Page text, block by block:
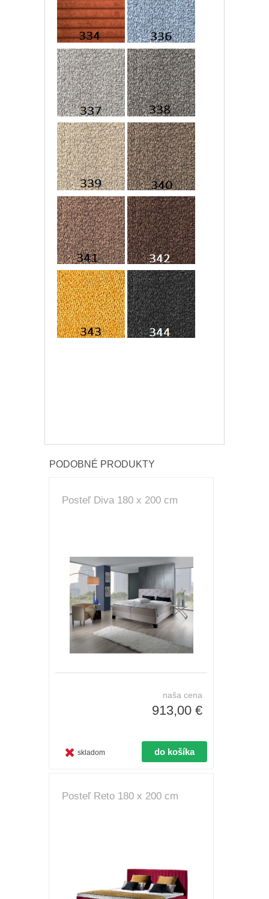
PODOBNÉ PRODUKTY
Posteľ Diva 180 x 200 cm
naša cena
913,00 €
skladom
Posteľ Reto 180 x 200 cm